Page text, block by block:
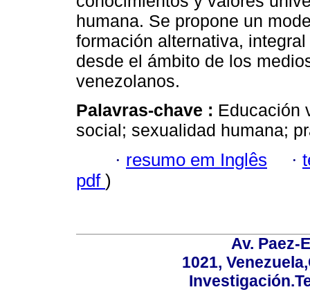
humana. Se propone un
formación alternativa,
desde el ámbito de los
venezolanos.
Palavras-chave : Educación
social; sexualidad humana;
· resumo em Inglês ·
pdf )
Av. Paez-
1021,